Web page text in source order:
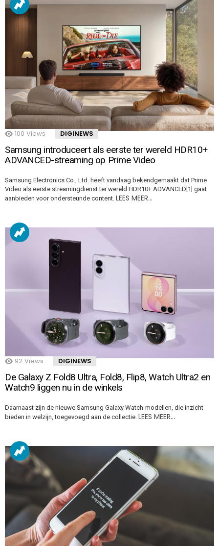
100 Views DIGINEWS
Samsung introduceert als eerste ter wereld HDR10+
ADVANCED-streaming op Prime Video
Samsung Electronics Co., Ltd. heeft vandaag bekendgemaakt dat Prime
Video als eerste streamingdienst ter wereld HDR10+ ADVANCED[1] gaat
aanbieden voor ondersteunde content. LEES MEER…
92 Views DIGINEWS
De Galaxy Z Fold8 Ultra, Fold8, Flip8, Watch Ultra2 en
Watch9 liggen nu in de winkels
Daarnaast zijn de nieuwe Samsung Galaxy Watch-modellen, die inzicht
bieden in welzijn, toegevoegd aan de collectie. LEES MEER…